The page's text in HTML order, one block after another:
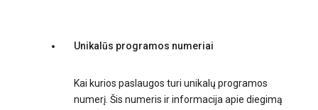
Unikalūs programos numeriai
Kai kurios paslaugos turi unikalų programos
numerį. Šis numeris ir informacija apie diegimą